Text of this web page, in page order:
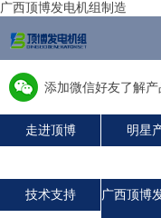
广西顶博发电机组制造
添加微信好友了解
走进顶博 明星
技术支持 广西顶博
广西顶博
广西顶博
康明